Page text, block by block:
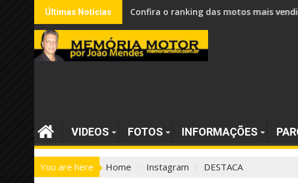
Skip
to
content
Últimas Notícias Confira o ranking dos carros mais
VIDEOS FOTOS INFORMAÇÕES
You are here Home Instagram DESTACA